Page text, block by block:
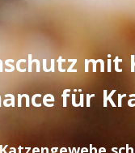
mit
für